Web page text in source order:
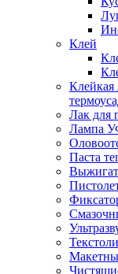
Клей
Клейкая
Лак для
Лампа
Паста